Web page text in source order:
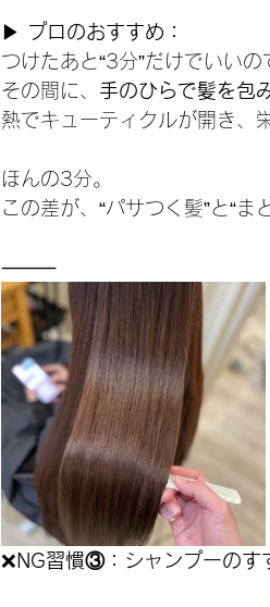
▶
プロのおすすめ：
つけたあと“3分”だけでいいの
その間に、 手のひらで髪を包
熱でキューティクルが開き、
ほんの3分。
この差が、“パサつく髪”と“ま
⸻
❌ NG習慣③：シャンプーのす